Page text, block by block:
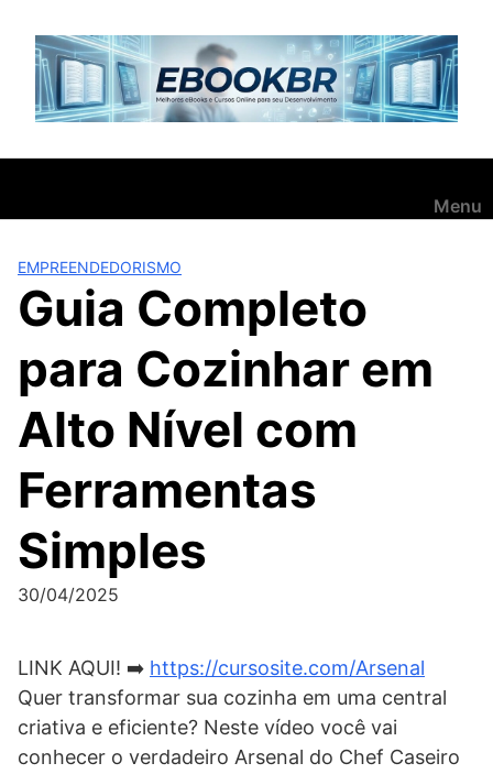
para
conteúdo
Menu
EMPREENDEDORISMO
Guia Completo
para Cozinhar em
Alto Nível com
Ferramentas
Simples
30/04/2025
LINK AQUI! ➡️ https://cursosite.com/Arsenal
Quer transformar sua cozinha em uma central
criativa e eficiente? Neste vídeo você vai
conhecer o verdadeiro Arsenal do Chef Caseiro